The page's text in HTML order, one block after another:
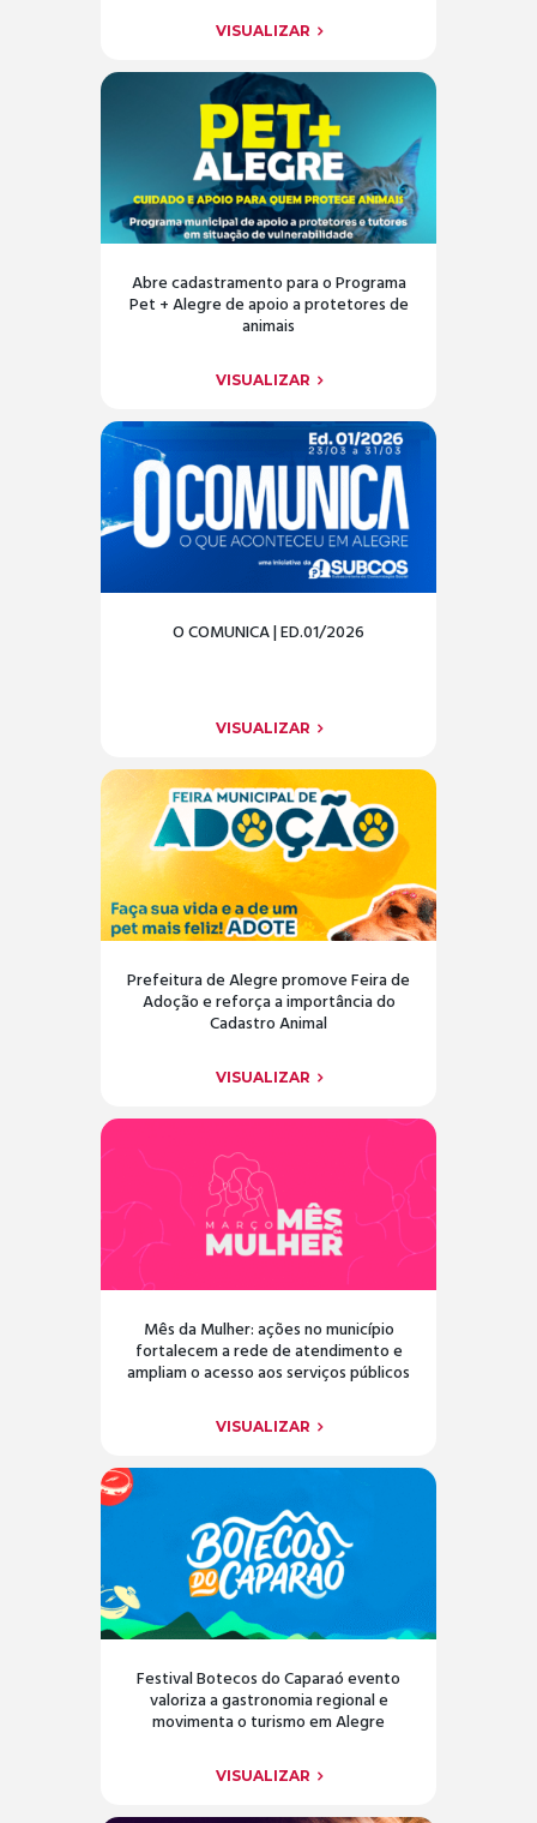
VISUALIZAR
Abre cadastramento para o Programa
Pet + Alegre de apoio a protetores de
animais
VISUALIZAR
O COMUNICA | ED.01/2026
VISUALIZAR
Prefeitura de Alegre promove Feira de
Adoção e reforça a importância do
Cadastro Animal
VISUALIZAR
Mês da Mulher: ações no município
fortalecem a rede de atendimento e
ampliam o acesso aos serviços públicos
VISUALIZAR
Festival Botecos do Caparaó evento
valoriza a gastronomia regional e
movimenta o turismo em Alegre
VISUALIZAR